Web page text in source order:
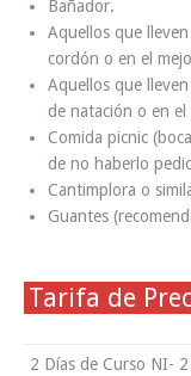
Bañador.
Aquellos que
cordón o en el
Aquellos que
de natación o en el
Comida picnic
de no haberlo
Cantimplora o
Guantes
Tarifa de
2 Días de Curso NI-